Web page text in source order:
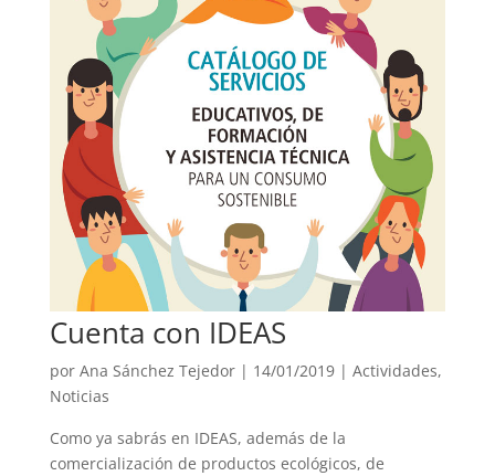
Cuenta con IDEAS
por Ana Sánchez Tejedor| 14/01/2019 | Actividades,
Noticias
Como ya sabrás en IDEAS, además de la
comercialización de productos ecológicos, de